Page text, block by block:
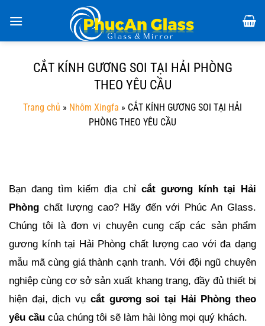
đến
CẮT KÍNH GƯƠNG SOI TẠI HẢI PHÒNG
THEO YÊU CẦU
Trang chủ » Nhôm Xingfa » CẮT KÍNH GƯƠNG SOI TẠI HẢI
PHÒNG THEO YÊU CẦU
Bạn đang tìm kiếm địa chỉ cắt gương kính tại Hải
Phòng chất lượng cao? Hãy đến với Phúc An Glass.
Chúng tôi là đơn vị chuyên cung cấp các sản phẩm
gương kính tại Hải Phòng chất lượng cao với đa dạng
mẫu mã cùng giá thành cạnh tranh. Với đội ngũ chuyên
nghiệp cùng cơ sở sản xuất khang trang, đầy đủ thiết bị
hiện đại, dịch vụ cắt gương soi tại Hải Phòng theo
yêu cầu của chúng tôi sẽ làm hài lòng mọi quý khách.